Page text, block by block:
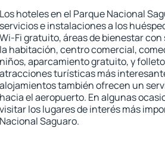
Los hoteles en el Parque Nacional
servicios e instalaciones a los
Wi-Fi gratuito, áreas de bienestar
la habitación, centro comercial,
niños, aparcamiento gratuito, y
atracciones turísticas más
alojamientos también ofrecen un
hacia el aeropuerto. En algunas
visitar los lugares de interés más
Nacional Saguaro.